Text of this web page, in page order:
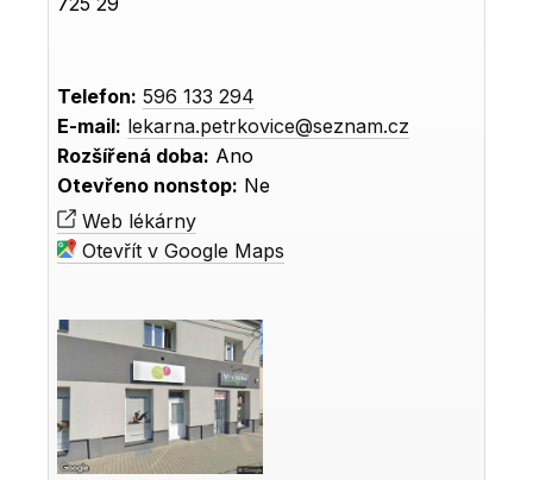
Telefon: 596 133 294
E-mail: lekarna.petrkovice@seznam.cz
Rozšířená doba: Ano
Otevřeno nonstop: Ne
Web lékárny
Otevřít v Google Maps